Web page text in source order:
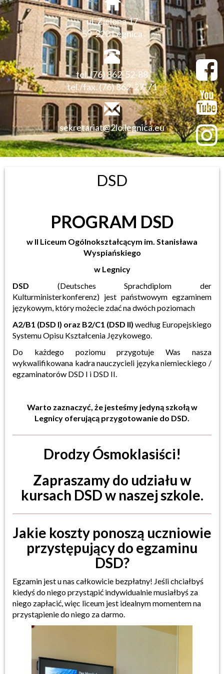
ul. Zielona 17
59-220 Legnica
tel. (76) 862-52-88
tel./fax. (76) 862-27-71
sekretariat@2lo.legnica.eu
DSD
PROGRAM DSD
w II Liceum Ogólnokształcącym im. Stanisława
Wyspiańskiego
w Legnicy
DSD (Deutsches Sprachdiplom der
Kulturministerkonferenz) jest państwowym egzaminem
językowym, który możecie zdać na dwóch poziomach
A2/B1 (DSD I) oraz B2/C1 (DSD II) według Europejskiego
Systemu Opisu Kształcenia Językowego.
Do każdego poziomu przygotuje Was nasza
wykwalifikowana kadra nauczycieli języka niemieckiego /
egzaminatorów DSD I i DSD II.
Warto zaznaczyć, że jesteśmy jedyną szkołą w
Legnicy oferującą przygotowanie do DSD.
Drodzy Ósmoklasiści!
Zapraszamy do udziału w
kursach DSD w naszej szkole.
Jakie koszty ponoszą uczniowie
przystępujący do egzaminu
DSD?
Egzamin jest u nas całkowicie bezpłatny! Jeśli chciałbyś
kiedyś do niego przystąpić indywidualnie musiałbyś za
niego zapłacić, więc liceum jest idealnym momentem na
przystąpienie do niego za darmo.